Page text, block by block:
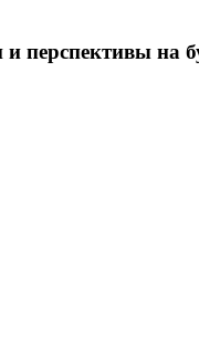
перспективы на